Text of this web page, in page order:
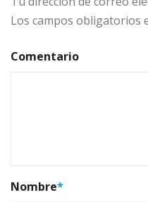
Los campos obligatorios
Comentario
Nombre*